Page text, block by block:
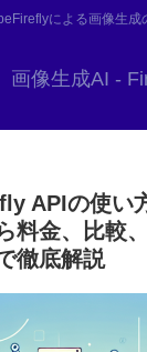
による画像生成
画像生成AI -
APIの使い
料金、比較
徹底解説